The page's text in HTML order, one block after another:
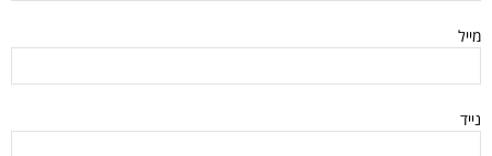
מייל
נייד